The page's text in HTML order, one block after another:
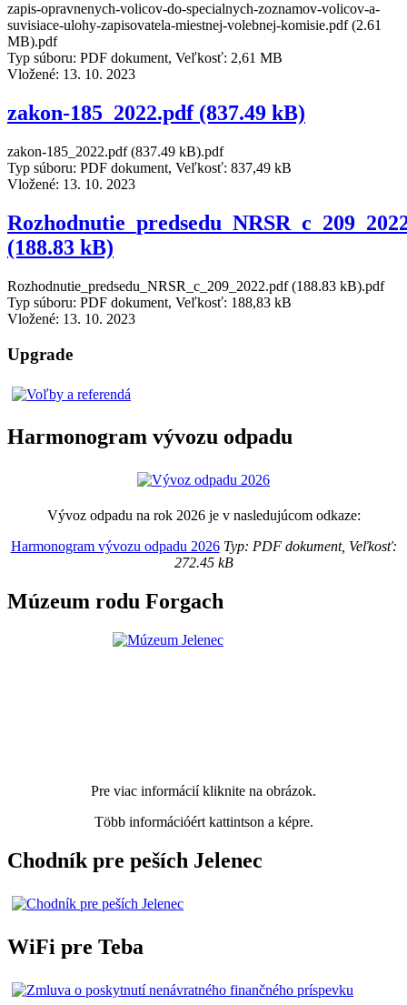
zapis-opravnenych-volicov-do-specialnych-zoznamov-volicov-a-
suvisiace-ulohy-zapisovatela-miestnej-volebnej-komisie.pdf (2.61
MB).pdf
Typ súboru: PDF dokument, Veľkosť: 2,61 MB
Vložené: 13. 10. 2023
zakon-185_2022.pdf (837.49 kB)
zakon-185_2022.pdf (837.49 kB).pdf
Typ súboru: PDF dokument, Veľkosť: 837,49 kB
Vložené: 13. 10. 2023
(188.83 kB)
Rozhodnutie_predsedu_NRSR_c_209_2022.pdf (188.83 kB).pdf
Typ súboru: PDF dokument, Veľkosť: 188,83 kB
Vložené: 13. 10. 2023
Upgrade
Harmonogram vývozu odpadu
Vývoz odpadu na rok 2026 je v nasledujúcom odkaze:
Harmonogram vývozu odpadu 2026Typ: PDF dokument, Veľkosť:
272.45 kB
Múzeum rodu Forgach
Pre viac informácií kliknite na obrázok.
Több információért kattintson a képre.
Chodník pre peších Jelenec
WiFi pre Teba